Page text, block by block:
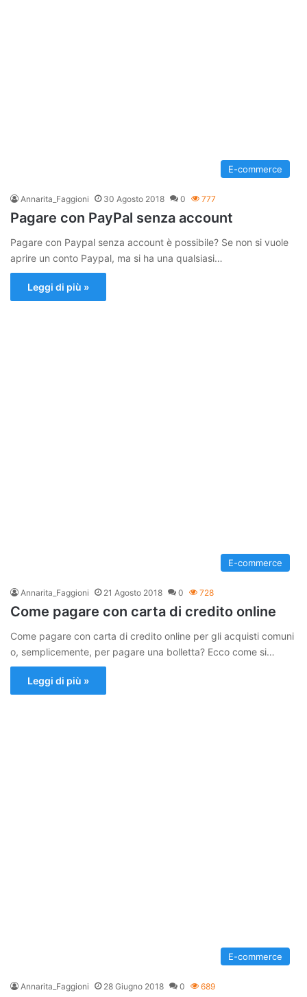
E-commerce
Annarita_Faggioni 30 Agosto 2018 0 777
Pagare con PayPal senza account
Pagare con Paypal senza account è possibile? Se non si vuole
aprire un conto Paypal, ma si ha una qualsiasi…
Leggi di più »
E-commerce
Annarita_Faggioni 21 Agosto 2018 0 728
Come pagare con carta di credito online
Come pagare con carta di credito online per gli acquisti comuni
o, semplicemente, per pagare una bolletta? Ecco come si…
Leggi di più »
E-commerce
Annarita_Faggioni 28 Giugno 2018 0 689